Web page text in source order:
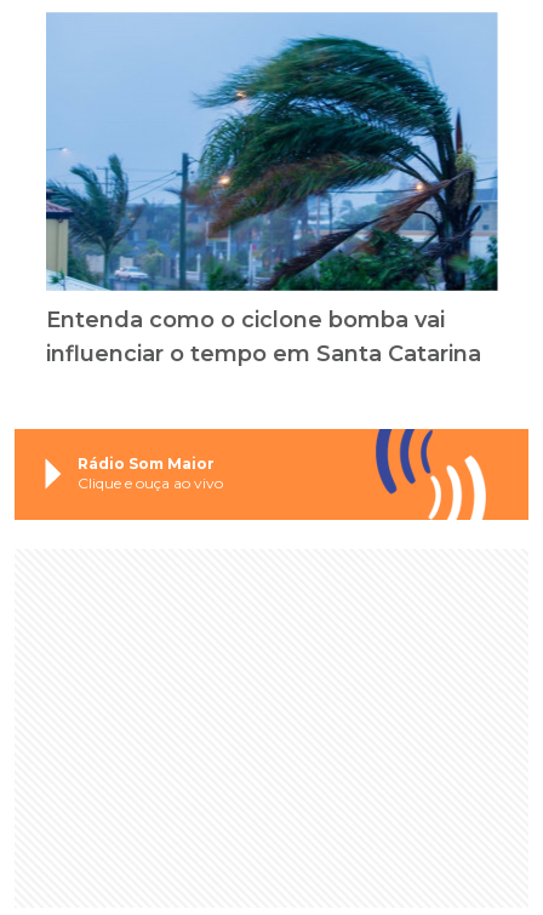
Entenda como o ciclone bomba vai
influenciar o tempo em Santa Catarina
Rádio Som Maior
Clique e ouça ao vivo